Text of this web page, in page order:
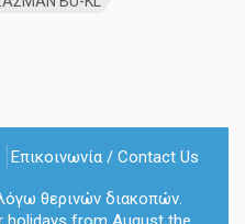
Επικοινωνία / Contact Us
θερινών διακοπών.